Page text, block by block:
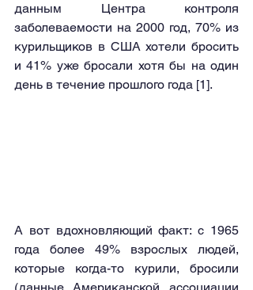
данным Центра контроля
заболеваемости на 2000 год, 70% из
курильщиков в США хотели бросить
и 41% уже бросали хотя бы на один
день в течение прошлого года [1].
А вот вдохновляющий факт: с 1965
года более 49% взрослых людей,
которые когда-то курили, бросили